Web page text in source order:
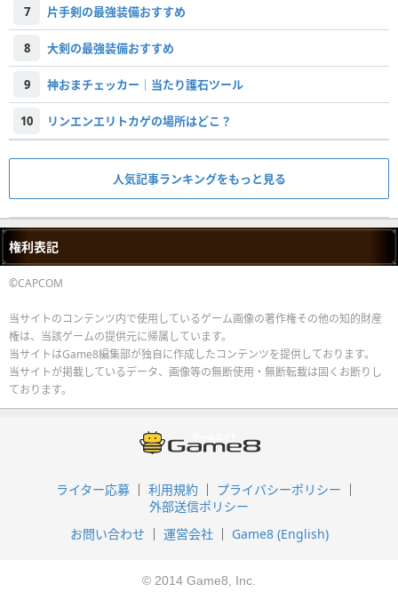
7 片手剣の最強装備おすすめ
8 大剣の最強装備おすすめ
9 神おまチェッカー｜当たり護石ツール
10 リンエンエリトカゲの場所はどこ？
人気記事ランキングをもっと見る
権利表記
©CAPCOM
当サイトのコンテンツ内で使用しているゲーム画像の著作権その他の知的財産
権は、当該ゲームの提供元に帰属しています。
当サイトはGame8編集部が独自に作成したコンテンツを提供しております。
当サイトが掲載しているデータ、画像等の無断使用・無断転載は固くお断りし
ております。
ライター応募 利用規約
プライバシーポリシー
外部送信ポリシー
お問い合わせ
運営会社 Game8 (English)
© 2014 Game8, Inc.